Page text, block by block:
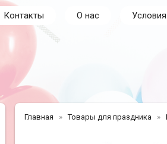
Контакты О нас
Главная Товары для праздника